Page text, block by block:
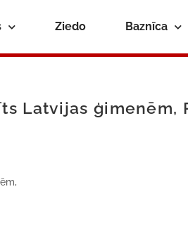
Ziedo Baznīca
Latvijas ģimenēm,